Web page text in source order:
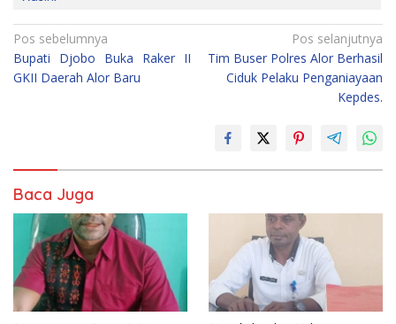
Navigasi
pos
Pos sebelumnya
Bupati Djobo Buka Raker II
GKII Daerah Alor Baru
Pos selanjutnya
Tim Buser Polres Alor Berhasil
Ciduk Pelaku Penganiayaan
Kepdes.
Baca Juga